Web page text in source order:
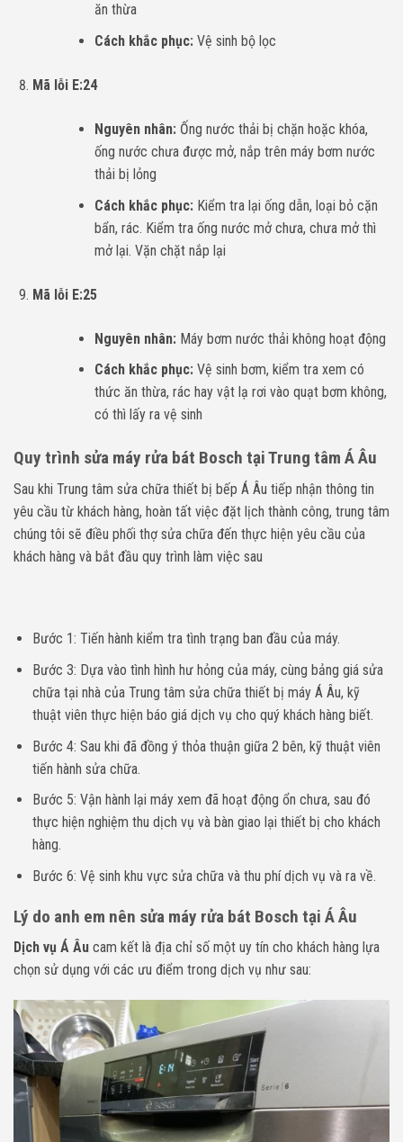
ăn thừa
Cách khắc phục:Vệ sinh bộ lọc
Mã lỗi E:24
Nguyên nhân:Ống nước thải bị chặn hoặc khóa,
ống nước chưa được mở, nắp trên máy bơm nước
thải bị lỏng
Cách khắc phục:Kiểm tra lại ống dẫn, loại bỏ cặn
bẩn, rác. Kiểm tra ống nước mở chưa, chưa mở thì
mở lại. Vặn chặt nắp lại
Mã lỗi E:25
Nguyên nhân:Máy bơm nước thải không hoạt động
Cách khắc phục:Vệ sinh bơm, kiểm tra xem có
thức ăn thừa, rác hay vật lạ rơi vào quạt bơm không,
có thì lấy ra vệ sinh
Quy trình sửa máy rửa bát Bosch tại Trung tâm Á Âu
Sau khi Trung tâm sửa chữa thiết bị bếp Á Âu tiếp nhận thông tin
yêu cầu từ khách hàng, hoàn tất việc đặt lịch thành công, trung tâm
chúng tôi sẽ điều phối thợ sửa chữa đến thực hiện yêu cầu của
khách hàng và bắt đầu quy trình làm việc sau
Bước 1: Tiến hành kiểm tra tình trạng ban đầu của máy.
Bước 3: Dựa vào tình hình hư hỏng của máy, cùng bảng giá sửa
chữa tại nhà của Trung tâm sửa chữa thiết bị máy Á Âu, kỹ
thuật viên thực hiện báo giá dịch vụ cho quý khách hàng biết.
Bước 4: Sau khi đã đồng ý thỏa thuận giữa 2 bên, kỹ thuật viên
tiến hành sửa chữa.
Bước 5: Vận hành lại máy xem đã hoạt động ổn chưa, sau đó
thực hiện nghiệm thu dịch vụ và bàn giao lại thiết bị cho khách
hàng.
Bước 6: Vệ sinh khu vực sửa chữa và thu phí dịch vụ và ra về.
Lý do anh em nên sửa máy rửa bát Bosch tại Á Âu
Dịch vụ Á Âu cam kết là địa chỉ số một uy tín cho khách hàng lựa
chọn sử dụng với các ưu điểm trong dịch vụ như sau: